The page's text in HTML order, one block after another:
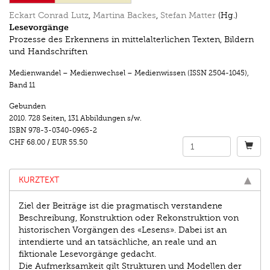
Eckart Conrad Lutz, Martina Backes, Stefan Matter (Hg.)
Lesevorgänge
Prozesse des Erkennens in mittelalterlichen Texten, Bildern
und Handschriften
Medienwandel – Medienwechsel – Medienwissen (ISSN 2504-1045),
Band 11
Gebunden
2010. 728 Seiten, 131 Abbildungen s/w.
ISBN 978-3-0340-0965-2
CHF 68.00 / EUR 55.50
KURZTEXT
Ziel der Beiträge ist die pragmatisch verstandene
Beschreibung, Konstruktion oder Rekonstruktion von
historischen Vorgängen des «Lesens». Dabei ist an
intendierte und an tatsächliche, an reale und an
fiktionale Lesevorgänge gedacht.
Die Aufmerksamkeit gilt Strukturen und Modellen der